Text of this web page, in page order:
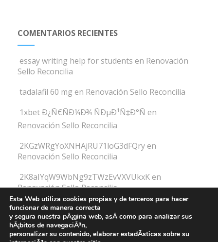
COMENTARIOS RECIENTES
essay writing help for students en Renovación
Sello Reconcilia
tadalafil 60 mg en Renovación Sello Reconcilia
1xbet Ð¿Ñ€ÑÐ¼Ð¾ ÑÐµÐ¹Ñ‡Ð°Ñ en
Renovación Sello Reconcilia
2KGzWRgYoXNHAjRU71loG3dFQryen
Renovación Sello Reconcilia
2K8aIYqW9WbNg9zTWzEvVXVUkxKen
Renovación Sello Reconcilia
Esta Web utiliza cookies propias y de terceros para hacer
funcionar de manera correcta
y segura nuestra pÃ¡gina web, asÃ­ como para analizar sus
hÃ¡bitos de navegaciÃ³n,
personalizar su contenido, elaborar estadÃ­sticas sobre su